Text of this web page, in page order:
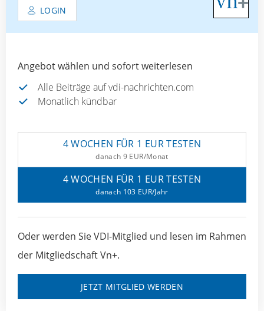
LOGIN
Angebot wählen und sofort weiterlesen
Alle Beiträge auf vdi-nachrichten.com
Monatlich kündbar
4 WOCHEN FÜR 1 EUR TESTEN
danach 9 EUR/Monat
4 WOCHEN FÜR 1 EUR TESTEN
danach 103 EUR/Jahr
Oder werden Sie VDI-Mitglied und lesen im Rahmen
der Mitgliedschaft Vn+.
JETZT MITGLIED WERDEN